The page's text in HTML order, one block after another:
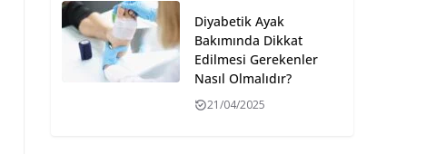
Diyabetik Ayak
Bakımında Dikkat
Edilmesi Gerekenler
Nasıl Olmalıdır?
21/04/2025